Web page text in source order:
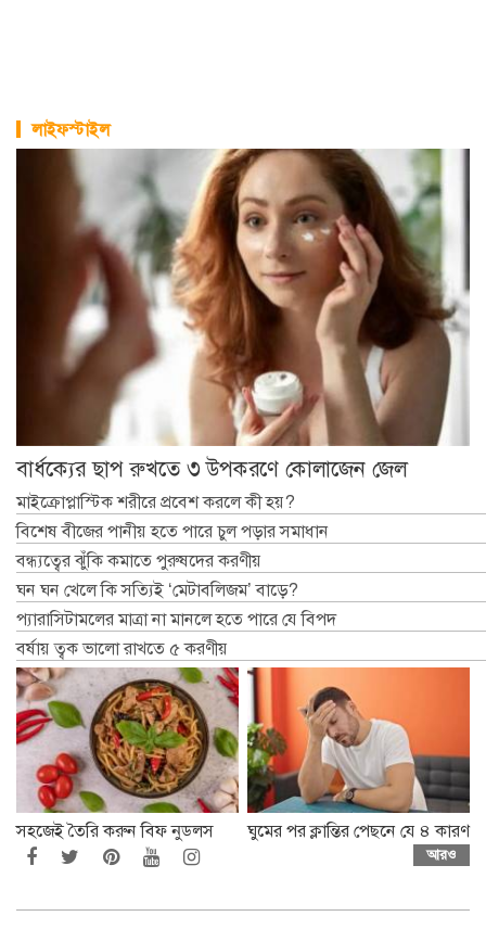
লাইফস্টাইল
বার্ধক্যের ছাপ রুখতে ৩ উপকরণে কোলাজেন জেল
মাইক্রোপ্লাস্টিক শরীরে প্রবেশ করলে কী হয়?
বিশেষ বীজের পানীয় হতে পারে চুল পড়ার সমাধান
বন্ধ্যত্বের ঝুঁকি কমাতে পুরুষদের করণীয়
ঘন ঘন খেলে কি সত্যিই ‘মেটাবলিজম’ বাড়ে?
প্যারাসিটামলের মাত্রা না মানলে হতে পারে যে বিপদ
বর্ষায় ত্বক ভালো রাখতে ৫ করণীয়
সহজেই তৈরি করুন বিফ নুডলস ঘুমের পর ক্লান্তির পেছনে যে ৪ কারণ
আরও